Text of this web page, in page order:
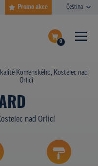
Promo akce Čeština
0
poptávku
Komenského, Kostelec nad
Orlicí
nad Orlicí